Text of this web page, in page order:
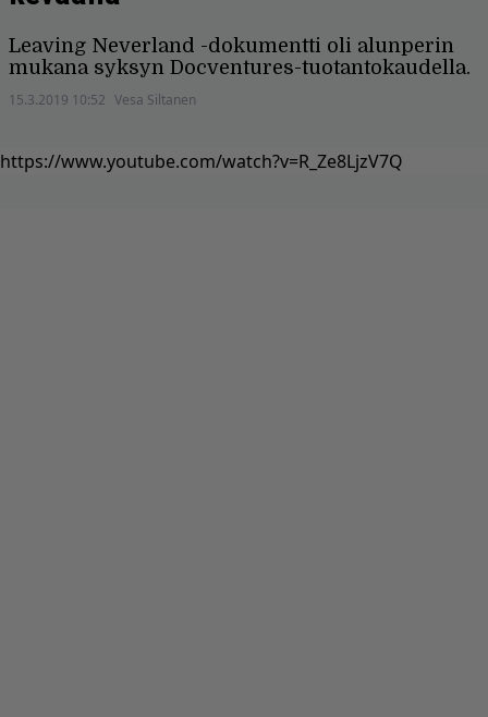
Leaving Neverland -dokumentti oli alunperin
mukana syksyn Docventures-tuotantokaudella.
15.3.2019 10:52 Vesa Siltanen
https://www.youtube.com/watch?v=R_Ze8LjzV7Q